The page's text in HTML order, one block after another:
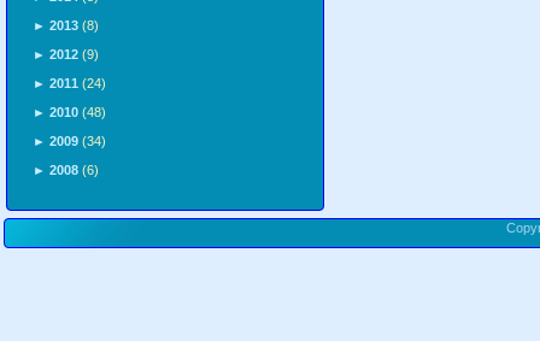
► 2013 (8)
► 2012 (9)
► 2011 (24)
► 2010 (48)
► 2009 (34)
► 2008 (6)